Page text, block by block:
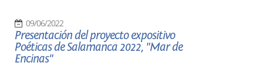
09/06/2022
Presentación del proyecto expositivo
Poéticas de Salamanca 2022, "Mar de
Encinas"